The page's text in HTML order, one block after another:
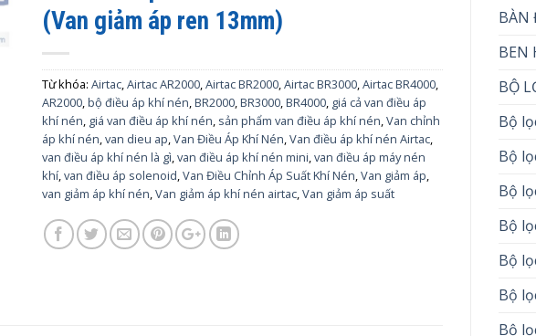
(Van giảm áp ren 13mm)
Từ khóa:Airtac,Airtac AR2000,Airtac BR2000,Airtac BR3000,Airtac BR4000,
AR2000,bộ điều áp khí nén,BR2000,BR3000,BR4000, giá cả van điều áp
khí nén, giá van điều áp khí nén, sản phẩm van điều áp khí nén,Van chỉnh
áp khí nén,van dieu ap,Van Điều Áp Khí Nén,Van điều áp khí nén Airtac,
van điều áp khí nén là gì,van điều áp khí nén mini,van điều áp máy nén
khí,van điều áp solenoid,Van Điều Chỉnh Áp Suất Khí Nén,Van giảm áp,
van giảm áp khí nén,Van giảm áp khí nén airtac,Van giảm áp suất
BÀN
BEN
BỘ
Bộ
Bộ
Bộ
Bộ
Bộ
Bộ
Bộ